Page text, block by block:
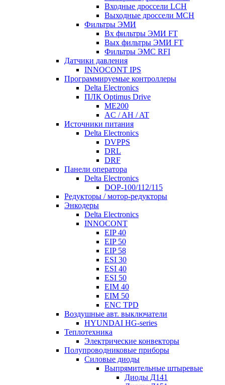
Входные дроссели LCH
Выходные дроссели MCH
Фильтры ЭМИ
Вх фильтры ЭМИ FT
Вых фильтры ЭМИ FT
Фильтры ЭМС RFI
Датчики давления
INNOCONT IPS
Программируемые контроллеры
Delta Electronics
ПЛК Optimus Drive
ME200
AC / AH / AT
Источники питания
Delta Electronics
DVPPS
DRL
DRF
Панели оператора
Delta Electronics
DOP-100/112/115
Редукторы / мотор-редукторы
Энкодеры
Delta Electronics
INNOCONT
EIP 40
EIP 50
EIP 58
ESI 30
ESI 40
ESI 50
EIM 40
EIM 50
ENC TPD
Воздушные авт. выключатели
HYUNDAI HG-series
Теплотехника
Электрические конвекторы
Полупроводниковые приборы
Силовые диоды
Выпрямительные штыревые
Диоды Д141